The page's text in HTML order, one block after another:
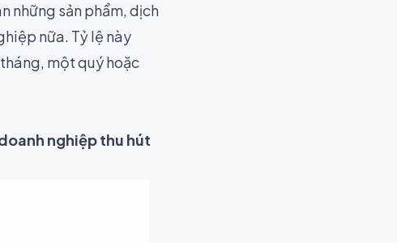
những sản phẩm, dịch
nữa. Tỷ lệ này
một quý hoặc
nghiệp thu hút